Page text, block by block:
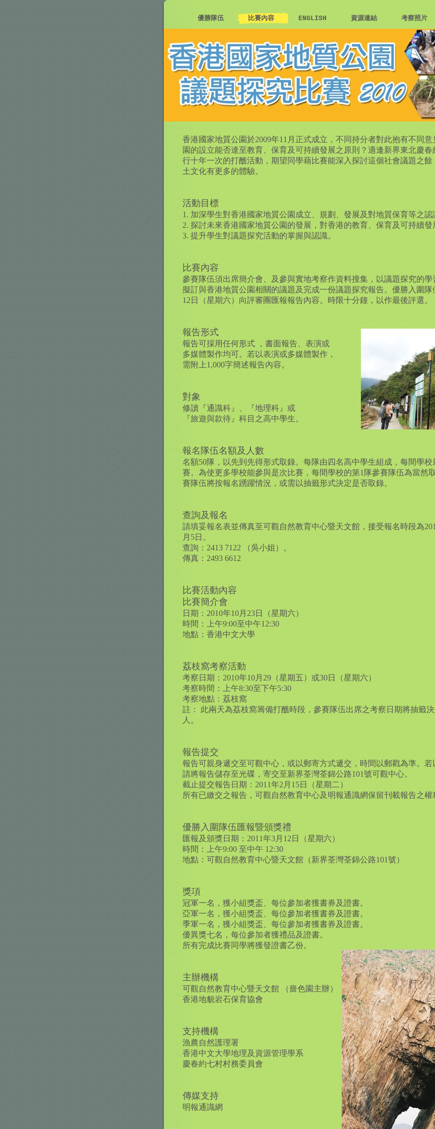
優勝隊伍 比賽內容 ENGLISH 資源連結 考察照片
香港國家地質公園於2009年11月正式成立，不同持分者對此抱有不同
園的設立能否達至教育、保育及可持續發展之原則？適逢新界東北慶春
行十年一次的打醮活動，期望同學藉比賽能深入探討這個社會議題之
土文化有更多的體驗。
活動目標
1. 加深學生對香港國家地質公園成立、規劃、發展及對地質保育等之認
2. 探討未來香港國家地質公園的發展，對香港的教育、保育及可持續發
3. 提升學生對議題探究活動的掌握與認識。
比賽內容
參賽隊伍須出席簡介會、及參與實地考察作資料搜集，以議題探究的學
擬訂與香港地質公園相關的議題及完成一份議題探究報告。優勝入圍隊
12日（星期六）向評審團匯報報告內容。時限十分鐘，以作最後評選。
報告形式
報告可採用任何形式‭ ‬，書面報告、表演或
多媒體製作均可。若以表演或多媒體製作，
需附上1,000字簡述報告內容。
對象
修讀『通識科』、『地理科』或
『旅遊與款待』科目之高中學生。
報名隊伍名額及人數
名額50隊，以先到先得形式取錄。每隊由四名高中學生組成，每間學校
賽。為使更多學校能參與是次比賽，每間學校的第1隊參賽隊伍為當然
賽隊伍將按報名踴躍情況，或需以抽籤形式決定是否取錄。
查詢及報名
請填妥報名表並傳真至可觀自然教育中心暨天文館，接受報名時段為
月5日。
查詢：2413‭ ‬7122‭ ‬（吳小姐）。
傳真：2493‭ ‬6612
比賽活動內容
比賽簡介會
日期：2010年10月23日（星期六）
時間：上午9:00至中午12‭:30
地點：香港中文大學
荔枝窩考察活動
考察日期：2010年10月29（星期五）或30日（星期六）
考察時間：上午8:30至下午5:30
考察地點：荔枝窩
註：‭ ‬此兩天為荔枝窩籌備打醮時段，參賽隊伍出席之考察日期將抽籤
人。
報告提交
報告可親身遞交至可觀中心，或以郵寄方式遞交，時間以郵戳為準。若
請將報告儲存至光碟，寄交至新界荃灣荃錦公路101號可觀中心。
截止提交報告日期：2011年2月15日（星期二）
所有已繳交之報告，可觀自然教育中心及明報通識網保留刊載報告之權
優勝入圍隊伍匯報暨頒獎禮
匯報及頒獎日期：2011年3月12日（星期六）
時間：上午9‭:‬00‭ ‬至中午‭ ‬12:30
地點：可觀自然教育中心暨天文館（新界荃灣荃錦公路101號）
獎項
冠軍一名，獲小組獎盃、每位參加者獲書券及證書。
亞軍一名，獲小組獎盃、每位參加者獲書券及證書。
季軍一名，獲小組獎盃、每位參加者獲書券及證書。
優異獎七名，每位參加者獲禮品及證書。
所有完成比賽同學將獲發證書乙份。
主辦機構
可觀自然教育中心暨天文館 （嗇色園主辦）
香港地貌岩石保育協會
支持機構
漁農自然護理署
香港中文大學地理及資源管理學系
慶春約七村村務委員會
傳媒支持
明報通識網